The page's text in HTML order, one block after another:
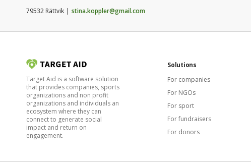
79532 Rättvik stina.koppler@gmail.com
Target Aid is a software solution
that provides companies, sports
organizations and non profit
organizations and individuals an
ecosystem where they can
connect to generate social
impact and return on
engagement.
Solutions
For companies
For NGOs
For sport
For fundraisers
For donors